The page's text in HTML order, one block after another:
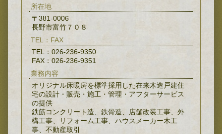
所在地
〒381-0006
長野市富竹７０８
TEL：FAX
TEL：026-236-9350
FAX：026-236-9351
業務内容
オリジナル床暖房を標準採用した在来木造戸建住
宅の設計・販売・施工・管理・アフターサービス
の提供
鉄筋コンクリート造、鉄骨造、店舗改装工事、外
構工事、リフォーム工事、ハウスメーカー木工
事、不動産取引